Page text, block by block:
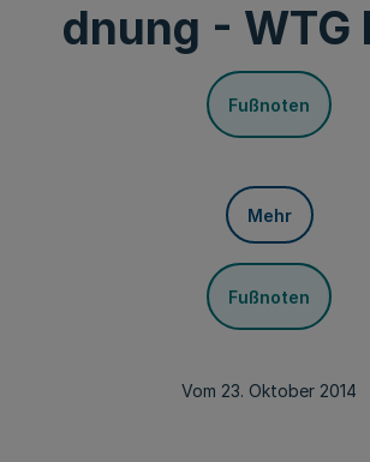
dnung - WTG
Fußnoten
Mehr
Fußnoten
Vom 23. Oktober 2014